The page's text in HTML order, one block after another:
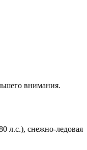
внимания.
л.с.), снежно-ледовая